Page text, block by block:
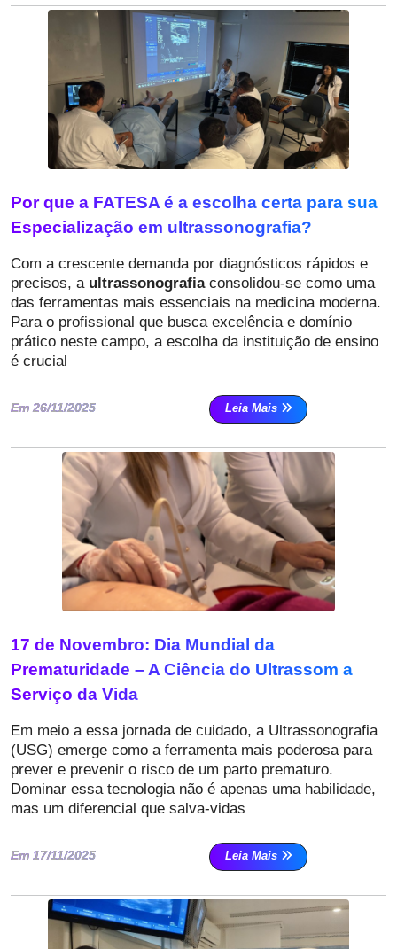
Por que a FATESA é a escolha certa para sua
Especialização em ultrassonografia?
Com a crescente demanda por diagnósticos rápidos e
precisos, a ultrassonografiaconsolidou-se como uma
das ferramentas mais essenciais na medicina moderna.
Para o profissional que busca excelência e domínio
prático neste campo, a escolha da instituição de ensino
é crucial
Em 26/11/2025 Leia Mais
17 de Novembro: Dia Mundial da
Prematuridade – A Ciência do Ultrassom a
Serviço da Vida
Em meio a essa jornada de cuidado, a Ultrassonografia
(USG) emerge como a ferramenta mais poderosa para
prever e prevenir o risco de um parto prematuro.
Dominar essa tecnologia não é apenas uma habilidade,
mas um diferencial que salva-vidas
Em 17/11/2025 Leia Mais